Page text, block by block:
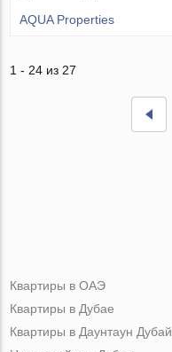
AQUA Properties
1 - 24 из 27
Квартиры в ОАЭ
Квартиры в Дубае
Квартиры в Даунтаун Дубай